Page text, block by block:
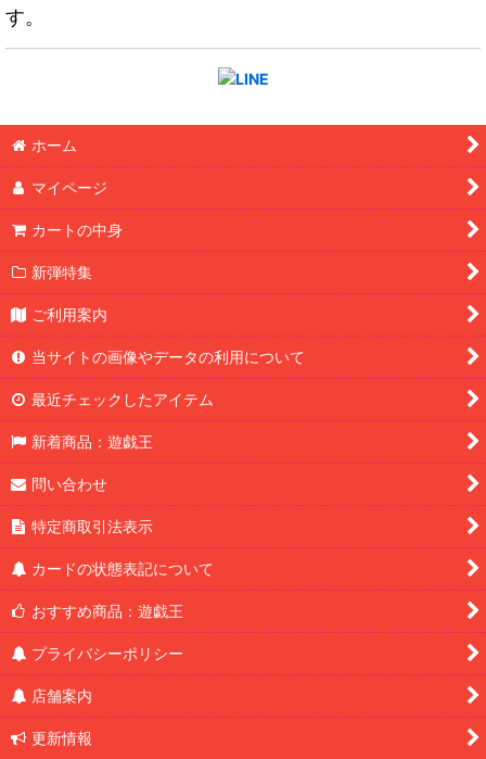
す。
ホーム
マイページ
カートの中身
新弾特集
ご利用案内
当サイトの画像やデータの利用について
最近チェックしたアイテム
新着商品：遊戯王
問い合わせ
特定商取引法表示
カードの状態表記について
おすすめ商品：遊戯王
プライバシーポリシー
店舗案内
更新情報